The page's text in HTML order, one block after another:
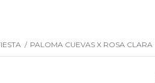
/ PALOMA CUEVAS X ROSA CLARA